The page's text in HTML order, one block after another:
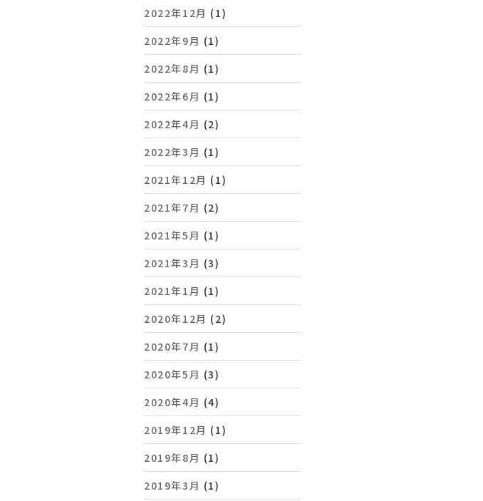
2022年12月 (1)
2022年9月 (1)
2022年8月 (1)
2022年6月 (1)
2022年4月 (2)
2022年3月 (1)
2021年12月 (1)
2021年7月 (2)
2021年5月 (1)
2021年3月 (3)
2021年1月 (1)
2020年12月 (2)
2020年7月 (1)
2020年5月 (3)
2020年4月 (4)
2019年12月 (1)
2019年8月 (1)
2019年3月 (1)